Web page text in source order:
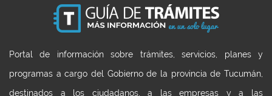
Portal de información sobre trámites, servicios, planes y
programas a cargo del Gobierno de la provincia de Tucumán,
destinados a los ciudadanos, a las empresas y a las